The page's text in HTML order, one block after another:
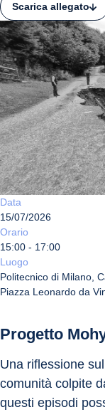
Scarica allegato
Data
15/07/2026
Orario
15:00 - 17:00
Luogo
Politecnico di Milano,
Piazza Leonardo da
Progetto
Una riflessione
comunità colpite
questi episodi